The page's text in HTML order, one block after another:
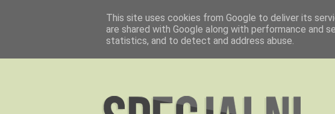
This site uses cookies from Google to deliver its
are shared with Google along with performance and
statistics, and to detect and address abuse.